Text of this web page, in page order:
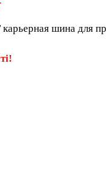
карьерная шина для